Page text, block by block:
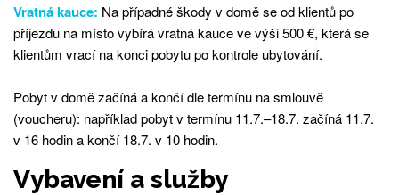
Vratná kauce: Na případné škody v domě se od klientů po
příjezdu na místo vybírá vratná kauce ve výši 500 €, která se
klientům vrací na konci pobytu po kontrole ubytování.
Pobyt v domě začíná a končí dle termínu na smlouvě
(voucheru): například pobyt v termínu 11.7.–18.7. začíná 11.7.
v 16 hodin a končí 18.7. v 10 hodin.
Vybavení a služby